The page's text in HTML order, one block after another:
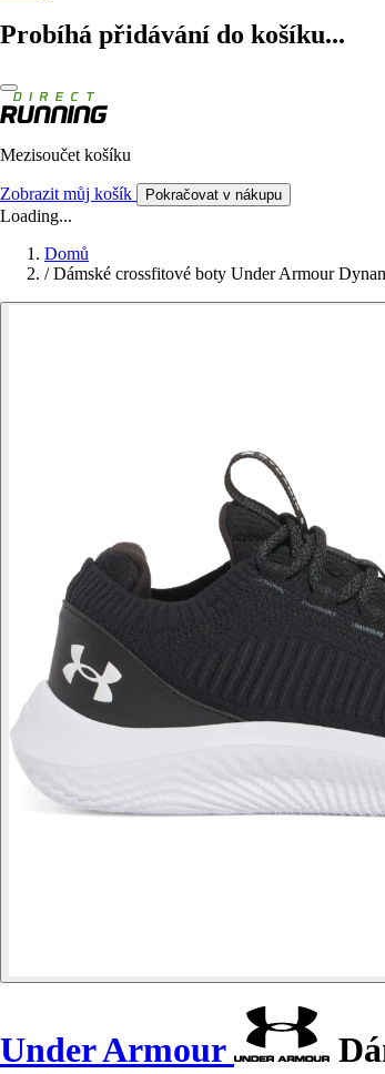
Probíhá přidávání do košíku...
Mezisoučet košíku
Zobrazit můj košík Pokračovat v nákupu
Loading...
Domů
/ Dámské crossfitové boty Under Armour
Under Armour